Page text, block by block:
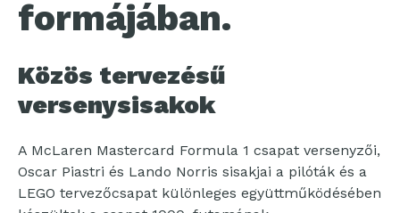
formájában.
Közös tervezésű
versenysisakok
A McLaren Mastercard Formula 1 csapat versenyzői,
Oscar Piastri és Lando Norris sisakjai a pilóták és a
LEGO tervezőcsapat különleges együttműködésében